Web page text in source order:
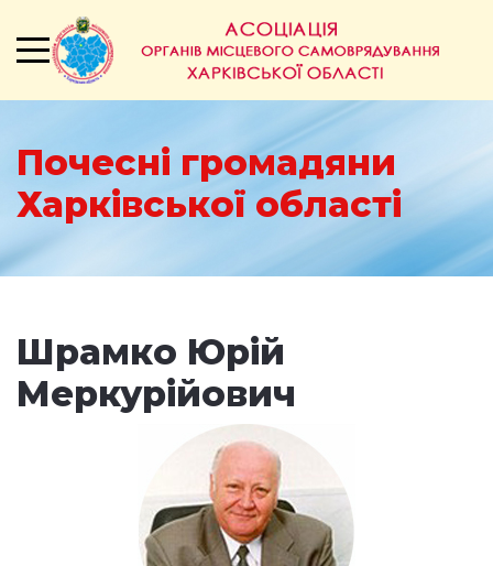
Почесні громадяни
Харківської області
Шрамко Юрій
Меркурійович